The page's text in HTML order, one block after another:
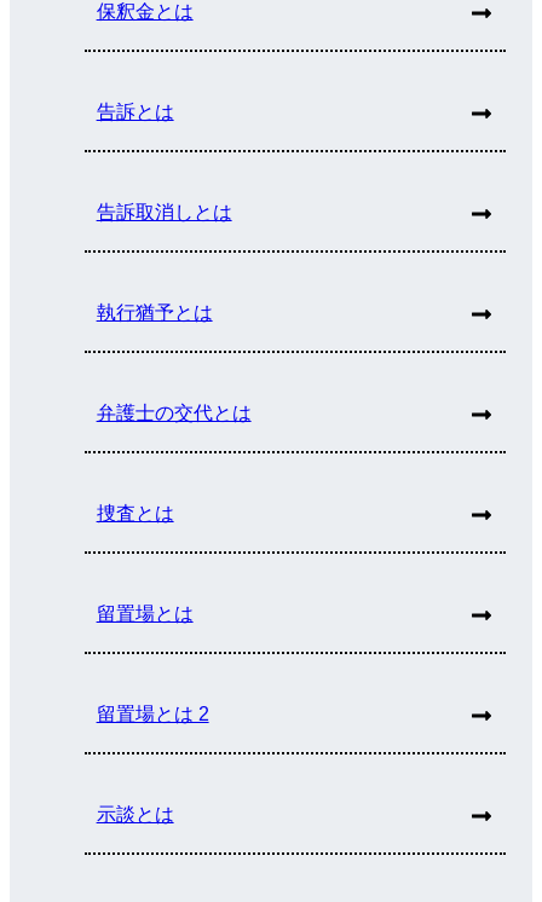
保釈金とは
告訴とは
告訴取消しとは
執行猶予とは
弁護士の交代とは
捜査とは
留置場とは
留置場とは 2
示談とは